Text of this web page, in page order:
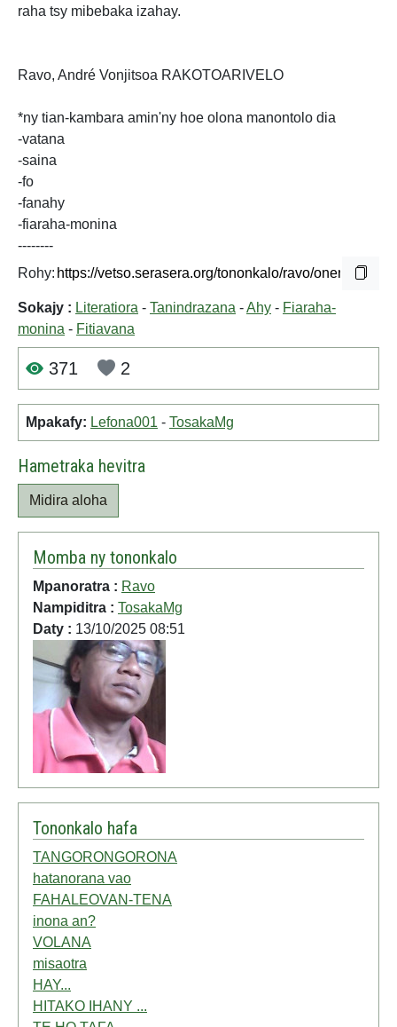
raha tsy mibebaka izahay.
Ravo, André Vonjitsoa RAKOTOARIVELO
*ny tian-kambara amin'ny hoe olona manontolo dia
-vatana
-saina
-fo
-fanahy
-fiaraha-monina
--------
Rohy:
Sokajy : Literatiora - Tanindrazana -Ahy - Fiaraha-
monina - Fitiavana
371 2
Mpakafy: Lefona001 - TosakaMg
Hametraka hevitra
Midira aloha
Momba ny tononkalo
Mpanoratra : Ravo
Nampiditra : TosakaMg
Daty : 13/10/2025 08:51
Tononkalo hafa
TANGORONGORONA
hatanorana vao
FAHALEOVAN-TENA
inona an?
VOLANA
misaotra
HAY...
HITAKO IHANY ...